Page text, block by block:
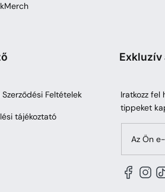
Merch
Feltételek
tájékoztató
Exkluzív
Iratkozz fel
tippeket
Az Ön